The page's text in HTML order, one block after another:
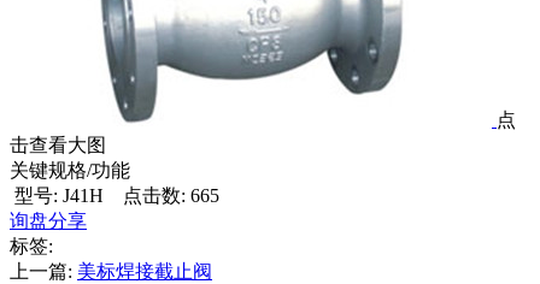
点
击查看大图
关键规格/功能
型号: J41H
点击数: 665
询盘分享
标签:
上一篇: 美标焊接截止阀